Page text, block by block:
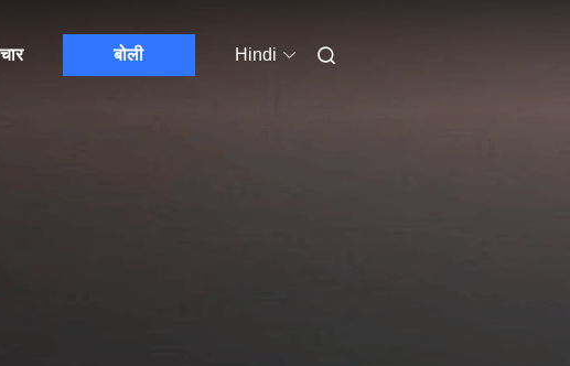
बोली Hindi